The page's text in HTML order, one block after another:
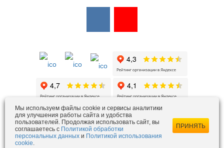
ezois@ezois-es.ru- отдел продаж
snab@ezois-es.ru- отдел комплексных поставок
office@ezois-es.ru
Мы используем файлы cookie и сервисы аналитики
для улучшения работы сайта и удобства
пользователей. Продолжая использовать сайт, вы
соглашаетесь с Политикой обработки
персональных данных и Политикой использования
cookie.
ПРИНЯТЬ